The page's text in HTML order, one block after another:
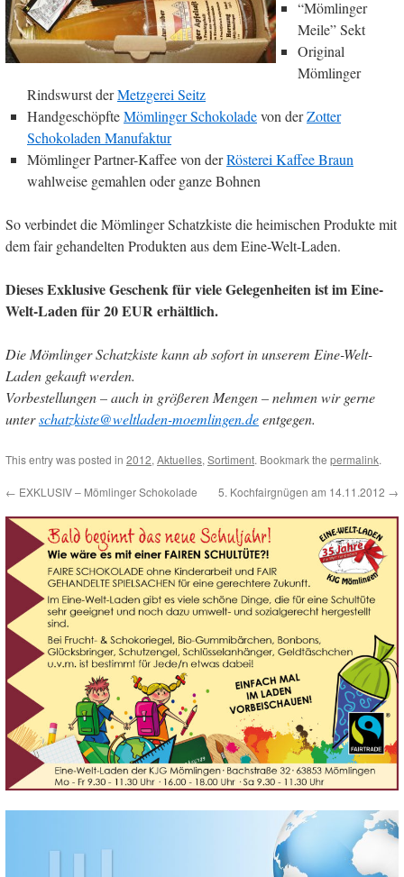
“Mömlinger
Meile” Sekt
Original
Mömlinger
Rindswurst derMetzgerei Seitz
HandgeschöpfteMömlinger Schokoladevon derZotter
Schokoladen Manufaktur
Mömlinger Partner-Kaffee von derRösterei Kaffee Braun
wahlweise gemahlen oder ganze Bohnen
So verbindet die Mömlinger Schatzkiste die heimischen Produkte mit
dem fair gehandelten Produkten aus dem Eine-Welt-Laden.
Dieses Exklusive Geschenk für viele Gelegenheiten ist im Eine-
Welt-Laden für 20 EUR erhältlich.
Die Mömlinger Schatzkiste kann ab sofort in unserem Eine-Welt-
Laden gekauft werden.
Vorbestellungen – auch in größeren Mengen – nehmen wir gerne
unterschatzkiste@weltladen-moemlingen.deentgegen.
This entry was posted in 2012, Aktuelles, Sortiment. Bookmark the permalink.
← EXKLUSIV – Mömlinger Schokolade 5. Kochfairgnügen am 14.11.2012 →